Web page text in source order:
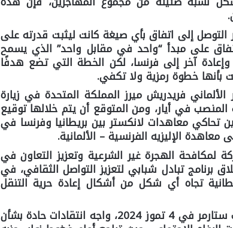
التوصل إلى اتفاق بأي صيغة كانت ليثبت قدرته على
على مبدأ “واحد في مقابل واحد” الذي يسمح
آخر إلى فرنسا، لكن الخطة التي تضع هدفًا
فريدريش ميرز المملكة المتحدة في زيارة
في أيار، ومن المتوقع أن يتم خلالها توقيع
تحاكي معاهدات لانكستر بين بريطانيا وفرنسا في
لمكافحة الهجرة غير الشرعية وتعزيز التعاون في
برنامج تبادل شبابي لتعزيز التواصل الثقافي، في
تجاه أي شكل من أشكال إعادة حرية التنقل
وفي الذكرى السنوية الأولى لانتخاب ستارمر في 4 تموز 2024، واجه انتقادات حادة بشأن